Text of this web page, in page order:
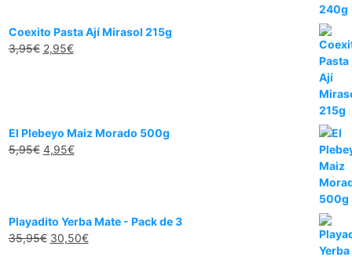
Coexito Pasta Ají Mirasol 215g
3,95€ 2,95€
El Plebeyo Maiz Morado 500g
5,95€ 4,95€
Playadito Yerba Mate - Pack de 3
35,95€ 30,50€